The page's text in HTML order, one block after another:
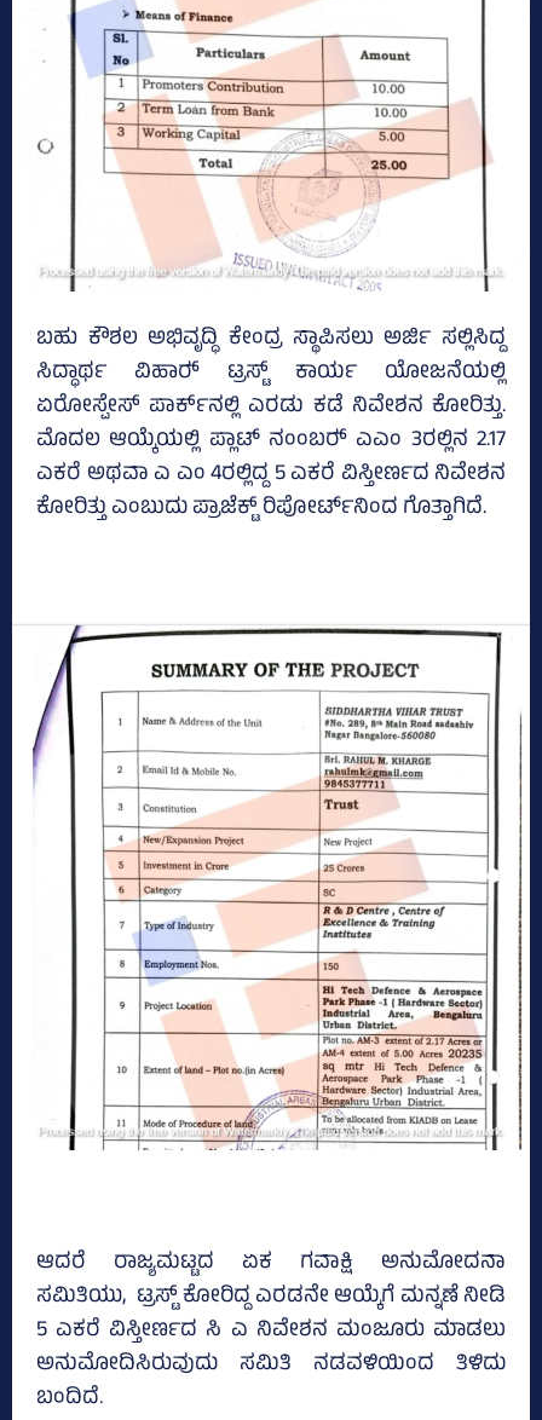
ಬಹು ಕೌಶಲ ಅಭಿವೃದ್ಧಿ ಕೇಂದ್ರ ಸ್ಥಾಪಿಸಲು ಅರ್ಜಿ ಸಲ್ಲಿಸಿದ್ದ
ಸಿದ್ಧಾರ್ಥ ವಿಹಾರ್‍‌ ಟ್ರಸ್ಟ್‌ ಕಾರ್ಯ ಯೋಜನೆಯಲ್ಲಿ
ಏರೋಸ್ಪೇಸ್‌ ಪಾರ್ಕ್‌ನಲ್ಲಿ ಎರಡು ಕಡೆ ನಿವೇಶನ ಕೋರಿತ್ತು.
ಮೊದಲ ಆಯ್ಕೆಯಲ್ಲಿ ಪ್ಲಾಟ್‌ ನಂಂಬರ್‍‌ ಎಎಂ 3ರಲ್ಲಿನ 2.17
ಎಕರೆ ಅಥವಾ ಎ ಎಂ 4ರಲ್ಲಿದ್ದ 5 ಎಕರೆ ವಿಸ್ತೀರ್ಣದ ನಿವೇಶನ
ಕೋರಿತ್ತು ಎಂಬುದು ಪ್ರಾಜೆಕ್ಟ್‌ ರಿಪೋರ್ಟ್‌ನಿಂದ ಗೊತ್ತಾಗಿದೆ.
ಆದರೆ ರಾಜ್ಯಮಟ್ಟದ ಏಕ ಗವಾಕ್ಷಿ ಅನುಮೋದನಾ
ಸಮಿತಿಯು, ಟ್ರಸ್ಟ್‌ ಕೋರಿದ್ದ ಎರಡನೇ ಆಯ್ಕೆಗೆ ಮನ್ನಣೆ ನೀಡಿ
5 ಎಕರೆ ವಿಸ್ತೀರ್ಣದ ಸಿ ಎ ನಿವೇಶನ ಮಂಜೂರು ಮಾಡಲು
ಅನುಮೋದಿಸಿರುವುದು ಸಮಿತಿ ನಡವಳಿಯಿಂದ ತಿಳಿದು
ಬಂದಿದೆ.